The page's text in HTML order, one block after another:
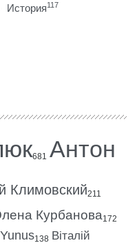
История117
681 Антон
Климовский211
Курбанова172
138 Віталій